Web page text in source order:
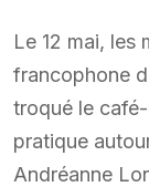
Le 12 mai, les
francophone
troqué le
pratique
Andréanne